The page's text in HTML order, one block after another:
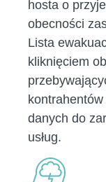
hosta o
obecności
Lista
kliknięciem
danych do
usług.